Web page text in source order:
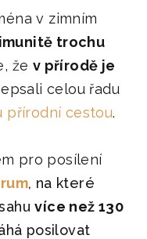
v zimním
imunitě trochu
že v přírodě je
celou řadu
přírodní cestou.
pro posílení
, na které
více než 130
posilovat